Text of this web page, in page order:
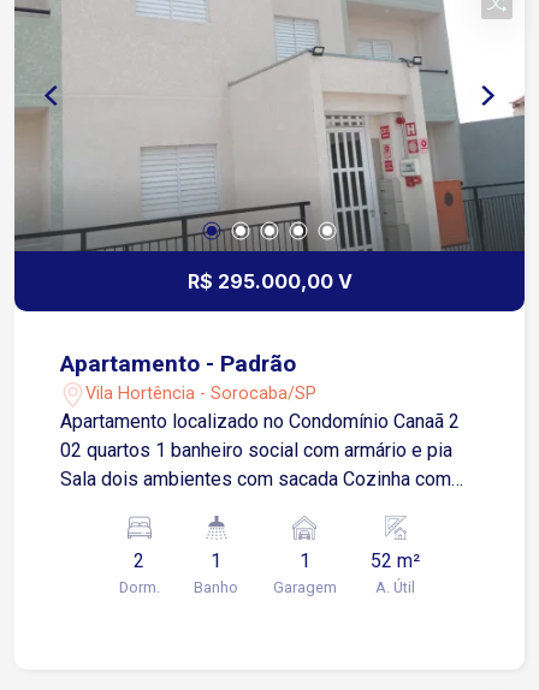
R$ 295.000,00 V
Apartamento - Padrão
Vila Hortência - Sorocaba/SP
Apartamento localizado no Condomínio Canaã 2
02 quartos 1 banheiro social com armário e pia
Sala dois ambientes com sacada Cozinha com
2
Dorm.
1
Banho
1
Garagem
52 m²
A. Útil